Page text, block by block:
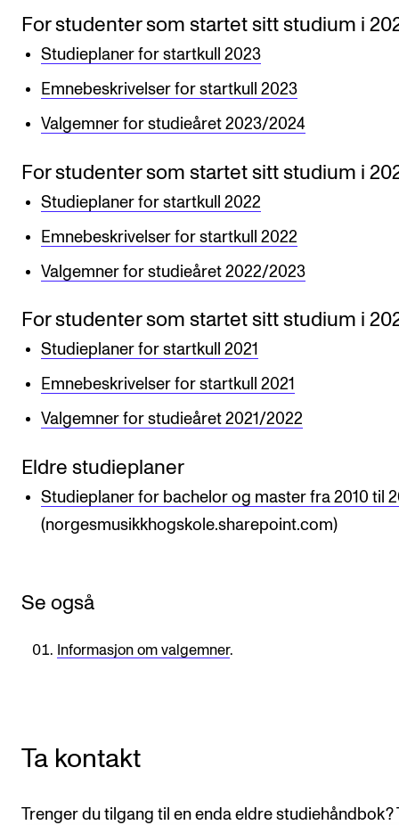
Læringsressurser
Si ifra!
Betalte spilleoppdrag
Utveksling og reiser
Mangfold og likestilling
AKTUELT
Arrangementer
Nyheter for studenter
Etter noter nyhetsbrev
Studentutvalet SUT
Biblioteket
Organisasjon
For studenter som startet sitt studium i
Studieplaner for startkull 2023
Emnebeskrivelser for startkull 2023
Valgemner for studieåret 2023/2024
For studenter som startet sitt studium i
Studieplaner for startkull 2022
Emnebeskrivelser for startkull 2022
Valgemner for studieåret 2022/2023
For studenter som startet sitt studium i
Studieplaner for startkull 2021
Emnebeskrivelser for startkull 2021
Valgemner for studieåret 2021/2022
Eldre studieplaner
Studieplaner for bachelor og master fra 2010 til
(norgesmusikkhogskole.sharepoint.com)
Se også
Informasjon om valgemner.
Ta kontakt
Trenger du tilgang til en enda eldre studiehåndbok?